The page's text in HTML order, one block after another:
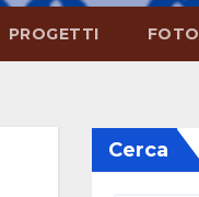
PROGETTI FOTO
Cerca